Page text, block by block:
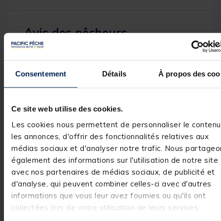
Consentement Détails À propos des
Ce site web utilise des cookies.
Les cookies nous permettent de personnaliser le
les annonces, d'offrir des fonctionnalités relatives aux
médias sociaux et d'analyser notre trafic. Nous
également des informations sur l'utilisation de notre site
avec nos partenaires de médias sociaux, de publicité et
d'analyse, qui peuvent combiner celles-ci avec d'autres
informations que vous leur avez fournies ou qu'ils ont
collectées lors de votre utilisation de leurs services.
Avis des pêcheurs
5
/5
Basé sur2 avis soumis à un
contrôle
Voir tous les avis sur ce site
étoiles
4étoiles
0
3étoiles
0
2étoiles
0
1étoile 0
Avis vérifié
Utile(0)
Réponse de
pacificpeche.com
Bonjour,
Nous vous
remercions pour
votre
commentaire